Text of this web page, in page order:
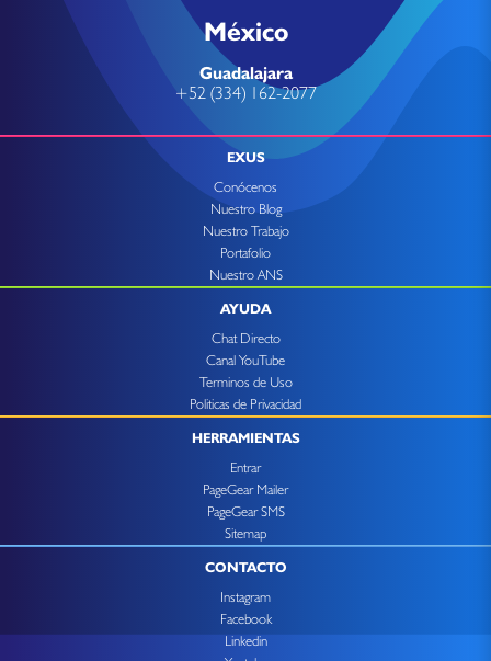
México
Guadalajara
+52 (334) 162-2077
EXUS
Conócenos
Nuestro Blog
Nuestro Trabajo
Portafolio
Nuestro ANS
AYUDA
Chat Directo
Canal YouTube
Terminos de Uso
Politicas de Privacidad
HERRAMIENTAS
Entrar
PageGear Mailer
PageGear SMS
Sitemap
CONTACTO
Instagram
Facebook
Linkedin